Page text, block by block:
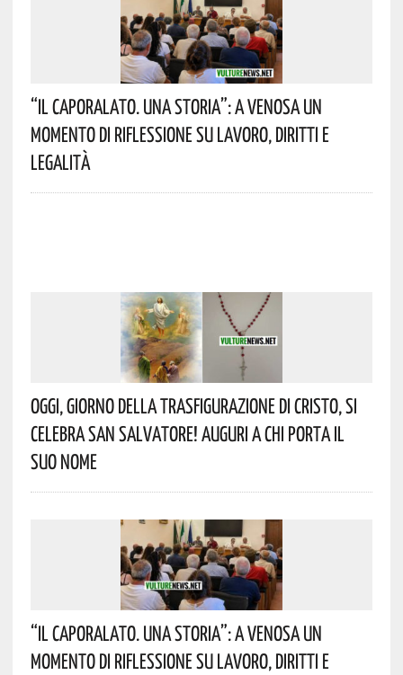
“Il Caporalato. Una Storia”: A Venosa Un
Momento Di Riflessione Su Lavoro, Diritti E
Legalità
Oggi, Giorno Della Trasfigurazione Di Cristo, Si
Celebra San Salvatore! Auguri A Chi Porta Il
Suo Nome
“Il Caporalato. Una Storia”: A Venosa Un
Momento Di Riflessione Su Lavoro, Diritti E